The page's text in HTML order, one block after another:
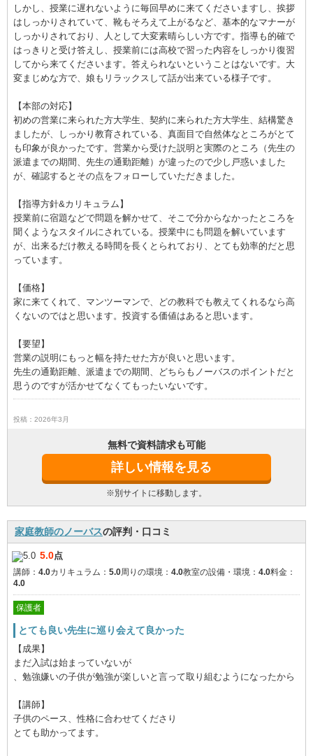
しかし、授業に遅れないように毎回早めに来てくださいますし、挨拶
はしっかりされていて、靴もそろえて上がるなど、基本的なマナーが
しっかりされており、人として大変素晴らしい方です。指導も的確で
はっきりと受け答えし、授業前には高校で習った内容をしっかり復習
してから来てくださいます。答えられないということはないです。大
変まじめな方で、娘もリラックスして話が出来ている様子です。
【本部の対応】
初めの営業に来られた方大学生、契約に来られた方大学生、結構驚き
ましたが、しっかり教育されている、真面目で自然体なところがとて
も印象が良かったです。営業から受けた説明と実際のところ（先生の
派遣までの期間、先生の通勤距離）が違ったので少し戸惑いました
が、確認するとその点をフォローしていただきました。
【指導方針&カリキュラム】
授業前に宿題などで問題を解かせて、そこで分からなかったところを
聞くようなスタイルにされている。授業中にも問題を解いています
が、出来るだけ教える時間を長くとられており、とても効率的だと思
っています。
【価格】
家に来てくれて、マンツーマンで、どの教科でも教えてくれるなら高
くないのではと思います。投資する価値はあると思います。
【要望】
営業の説明にもっと幅を持たせた方が良いと思います。
先生の通勤距離、派遣までの期間、どちらもノーバスのポイントだと
思うのですが活かせてなくてもったいないです。
投稿：2026年3月
無料で資料請求も可能
詳しい情報を見る
※別サイトに移動します。
家庭教師のノーバスの評判・口コミ
5.0点
講師： 4.0カリキュラム： 5.0周りの環境： 4.0教室の設備・環境： 4.0料金：
4.0
保護者
とても良い先生に巡り会えて良かった
【成果】
まだ入試は始まっていないが
、勉強嫌いの子供が勉強が楽しいと言って取り組むようになったから
【講師】
子供のペース、性格に合わせてくださり
とても助かってます。